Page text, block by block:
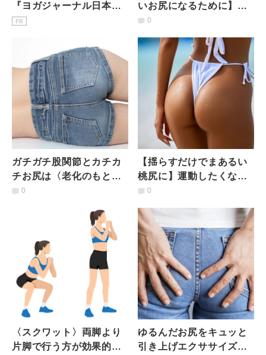
『ヨガジャーナル日本
版』予約購読のご案内
PR
いお尻になるために】お
尻の硬さや痛みをほぐす
0
ガチガチ股関節とカチカ
チお尻は〈老化のもと〉
硬い股関節&垂れ尻撃退
0
【揺らすだけでまあるい
桃尻に】運動したくない
人向け！夏までに間に合
0
〈スクワット〉両脚より
片脚で行う方が効果的？
ゆるんだお尻をキュッと
引き上げエクササイズ